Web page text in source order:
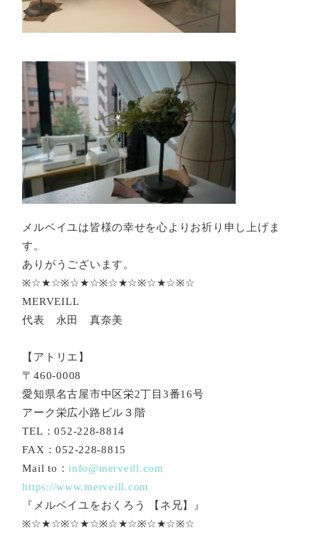
メルベイユは皆様の幸せを心よりお祈り申し上げま
す。
ありがうございます。
※☆★☆※☆★☆※☆★☆※☆★☆※☆
MERVEILL
代表 永田 真奈美
【アトリエ】
〒460-0008
愛知県名古屋市中区栄2丁目3番16号
アーク栄広小路ビル３階
TEL：052-228-8814
FAX：052-228-8815
Mail to：info@merveill.com
https://www.merveill.com
『メルベイユをおくろう 【ネ兄】』
※☆★☆※☆★☆※☆★☆※☆★☆※☆